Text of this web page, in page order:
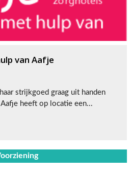
van Aafje
strijkgoed graag uit handen
heeft op locatie een...